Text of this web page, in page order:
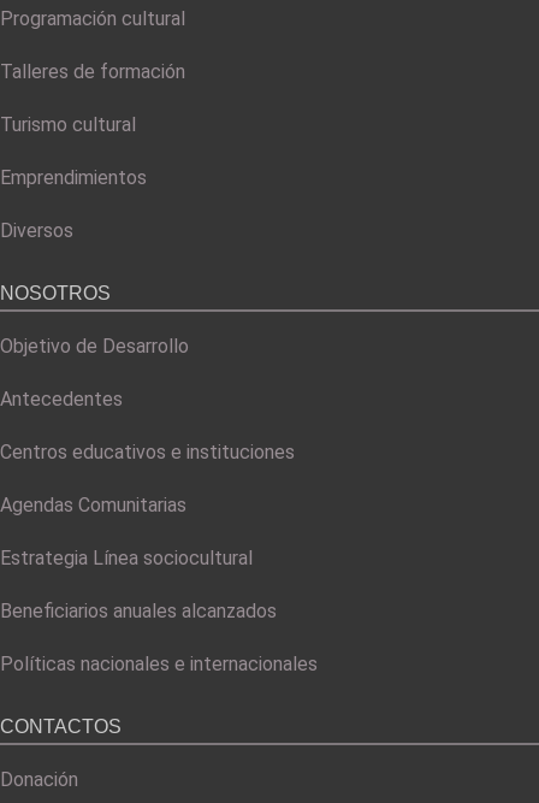
Programación cultural
Talleres de formación
Turismo cultural
Emprendimientos
Diversos
NOSOTROS
Objetivo de Desarrollo
Antecedentes
Centros educativos e instituciones
Agendas Comunitarias
Estrategia Línea sociocultural
Beneficiarios anuales alcanzados
Políticas nacionales e internacionales
CONTACTOS
Donación